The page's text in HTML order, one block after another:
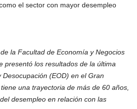
el sector con mayor desempleo
la Facultad de Economía y Negocios
presentó los resultados de la última
(EOD) en el Gran
una trayectoria de más de 60 años,
desempleo en relación con las